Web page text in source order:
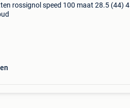
rossignol speed 100 maat 28.5 (44) 4